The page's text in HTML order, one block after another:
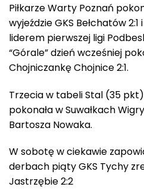
Piłkarze Warty Poznań
wyjeździe GKS Bełchatów
liderem pierwszej ligi
“Górale” dzień wcześniej
Chojniczankę Chojnice 2:1.
Trzecia w tabeli Stal (35
pokonała w Suwałkach
Bartosza Nowaka.
W sobotę w ciekawie
derbach piąty GKS Tychy
Jastrzębie 2:2